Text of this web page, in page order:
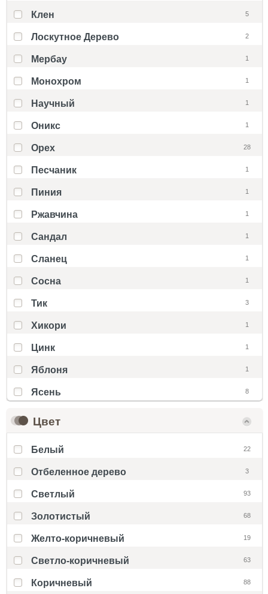
Клен 5
Лоскутное Дерево 2
Мербау 1
Монохром 1
Научный 1
Оникс 1
Орех 28
Песчаник 1
Пиния 1
Ржавчина 1
Сандал 1
Сланец 1
Сосна 1
Тик 3
Хикори 1
Цинк 1
Яблоня 1
Ясень 8
Цвет
Белый 22
Отбеленное дерево 3
Светлый 93
Золотистый 68
Желто-коричневый 19
Светло-коричневый 63
Коричневый 88